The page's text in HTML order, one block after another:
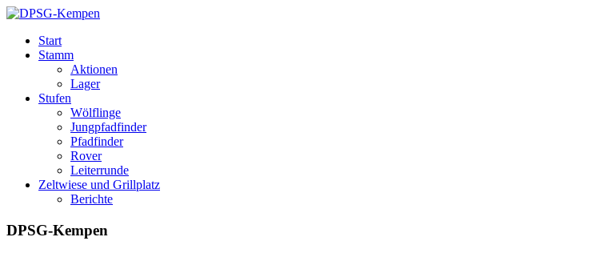
Start
Stamm
Aktionen
Lager
Stufen
Wölflinge
Jungpfadfinder
Pfadfinder
Rover
Leiterrunde
Zeltwiese und Grillplatz
Berichte
DPSG-Kempen